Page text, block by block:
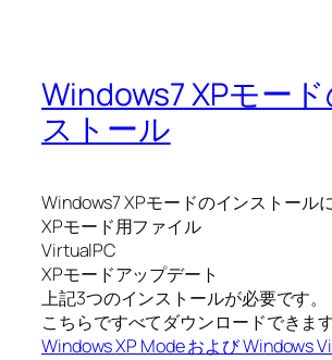
Windows7 XPモー
ストール
Windows7 XPモードのインストール
XPモード用ファイル
VirtualPC
XPモードアップデート
上記3つのインストールが必要です。
こちらですべてダウンロードできます
Windows XP Mode および Windows